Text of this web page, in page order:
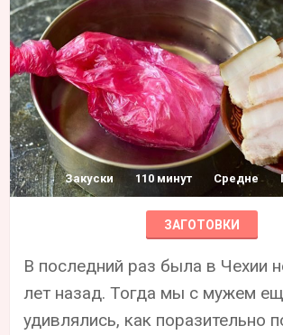
Закуски 110 минут Средне
ЗАГОТОВКИ
В последний раз была в Чехии
лет назад. Тогда мы с мужем
удивлялись, как поразительно